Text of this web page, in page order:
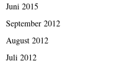
Juni 2015
September 2012
August 2012
Juli 2012